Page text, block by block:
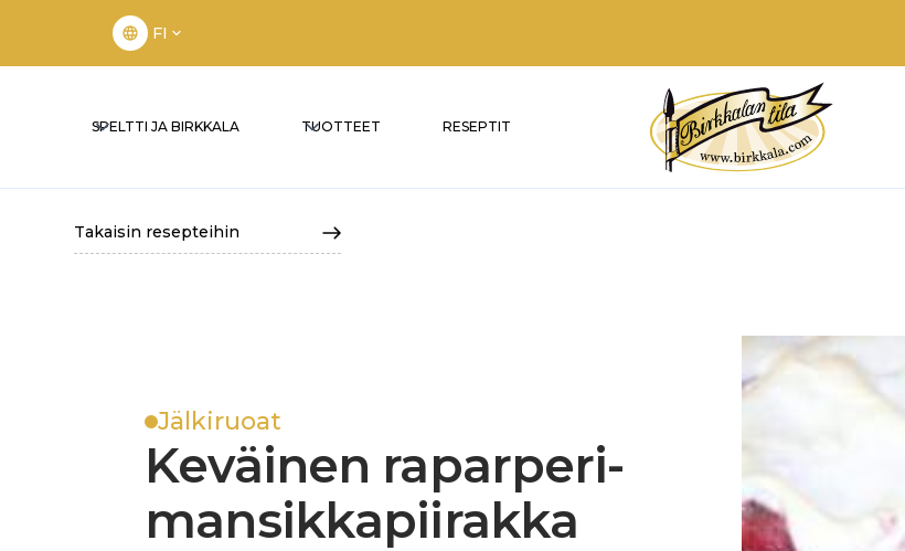
FI
SPELTTI JA BIRKKALA TUOTTEET RESEPTIT
Takaisin resepteihin
Jälkiruoat
Keväinen raparperi-
mansikkapiirakka